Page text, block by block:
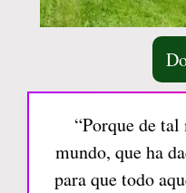
“Porque de
mundo, que ha
para que todo